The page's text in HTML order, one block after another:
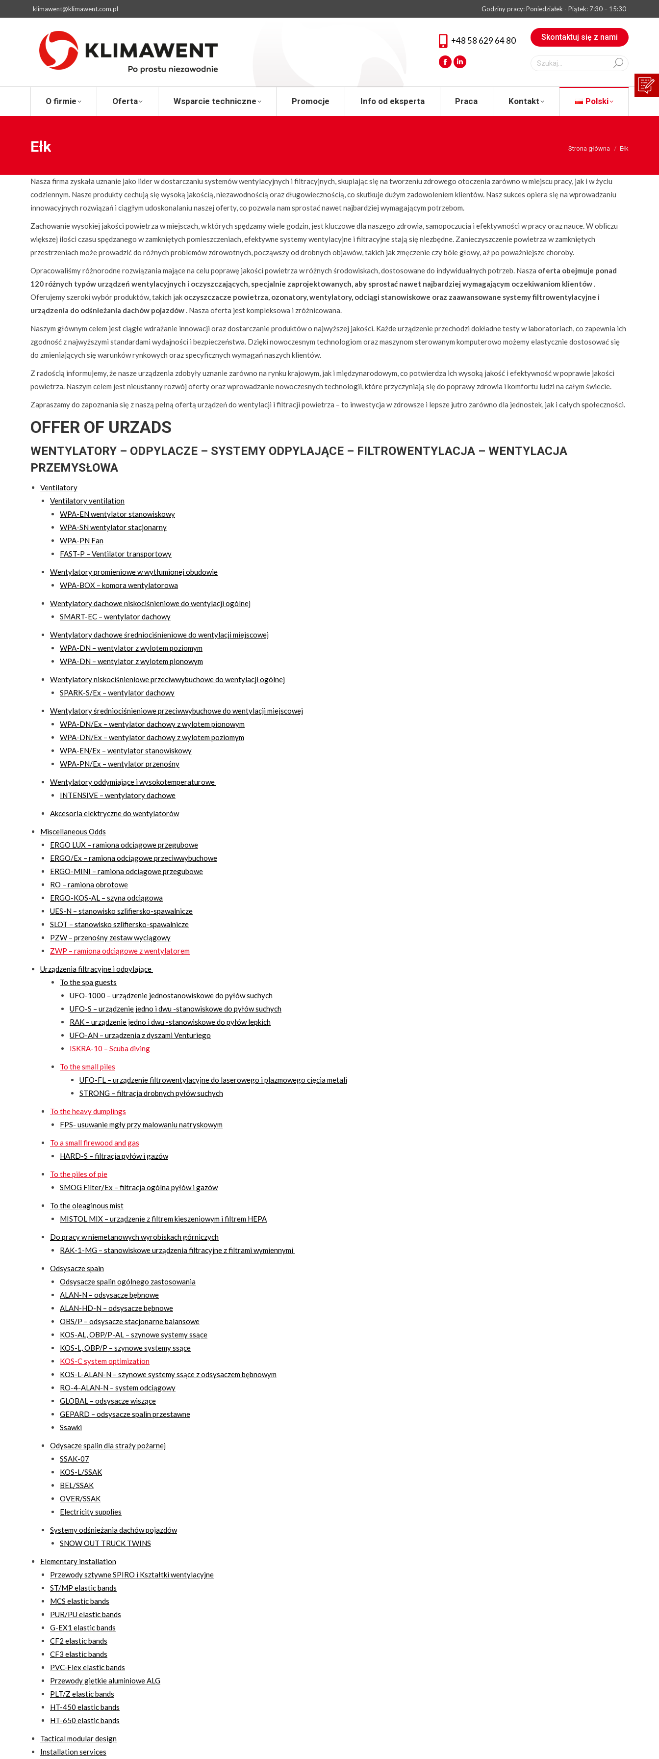
klimawent@klimawent.com.pl Godziny pracy: Poniedziałek - Piątek: 7:30 – 15:30
+48 58 629 64 80
FacebookLinkedin
Skontaktuj się z nami
O firmie Oferta Wsparcie techniczne Promocje Info od eksperta Praca Kontakt Polski
Ełk You are here:
Strona główna Ełk
Nasza firma zyskała uznanie jako lider w dostarczaniu systemów wentylacyjnych i filtracyjnych, skupiając się na tworzeniu zdrowego otoczenia zarówno w miejscu pracy, jak i w życiu
codziennym. Nasze produkty cechują się wysoką jakością, niezawodnością oraz długowiecznością, co skutkuje dużym zadowoleniem klientów. Nasz sukces opiera się na wprowadzaniu
innowacyjnych rozwiązań i ciągłym udoskonalaniu naszej oferty, co pozwala nam sprostać nawet najbardziej wymagającym potrzebom.
Zachowanie wysokiej jakości powietrza w miejscach, w których spędzamy wiele godzin, jest kluczowe dla naszego zdrowia, samopoczucia i efektywności w pracy oraz nauce. W obliczu
większej ilości czasu spędzanego w zamkniętych pomieszczeniach, efektywne systemy wentylacyjne i filtracyjne stają się niezbędne. Zanieczyszczenie powietrza w zamkniętych
przestrzeniach może prowadzić do różnych problemów zdrowotnych, począwszy od drobnych objawów, takich jak zmęczenie czy bóle głowy, aż po poważniejsze choroby.
Opracowaliśmy różnorodne rozwiązania mające na celu poprawę jakości powietrza w różnych środowiskach, dostosowane do indywidualnych potrzeb. Nasza oferta obejmuje ponad
120 różnych typów urządzeń wentylacyjnych i oczyszczających, specjalnie zaprojektowanych, aby sprostać nawet najbardziej wymagającym oczekiwaniom klientów.
Oferujemy szeroki wybór produktów, takich jak oczyszczacze powietrza, ozonatory, wentylatory, odciągi stanowiskowe oraz zaawansowane systemy filtrowentylacyjne i
urządzenia do odśnieżania dachów pojazdów. Nasza oferta jest kompleksowa i zróżnicowana.
Naszym głównym celem jest ciągłe wdrażanie innowacji oraz dostarczanie produktów o najwyższej jakości. Każde urządzenie przechodzi dokładne testy w laboratoriach, co zapewnia ich
zgodność z najwyższymi standardami wydajności i bezpieczeństwa. Dzięki nowoczesnym technologiom oraz maszynom sterowanym komputerowo możemy elastycznie dostosować się
do zmieniających się warunków rynkowych oraz specyficznych wymagań naszych klientów.
Z radością informujemy, że nasze urządzenia zdobyły uznanie zarówno na rynku krajowym, jak i międzynarodowym, co potwierdza ich wysoką jakość i efektywność w poprawie jakości
powietrza. Naszym celem jest nieustanny rozwój oferty oraz wprowadzanie nowoczesnych technologii, które przyczyniają się do poprawy zdrowia i komfortu ludzi na całym świecie.
Zapraszamy do zapoznania się z naszą pełną ofertą urządzeń do wentylacji i filtracji powietrza – to inwestycja w zdrowsze i lepsze jutro zarówno dla jednostek, jak i całych społeczności.
OFFER OF URZADS
WENTYLATORY – ODPYLACZE – SYSTEMY ODPYLAJĄCE – FILTROWENTYLACJA – WENTYLACJA
PRZEMYSŁOWA
Ventilatory
Ventilatory ventilation
WPA-EN wentylator stanowiskowy
WPA-SN wentylator stacjonarny
WPA-PN Fan
FAST-P – Ventilator transportowy
Wentylatory promieniowe w wytłumionej obudowie
WPA-BOX – komora wentylatorowa
Wentylatory dachowe niskociśnieniowe do wentylacji ogólnej
SMART-EC – wentylator dachowy
Wentylatory dachowe średniociśnieniowe do wentylacji miejscowej
WPA-DN – wentylator z wylotem poziomym
WPA-DN – wentylator z wylotem pionowym
Wentylatory niskociśnieniowe przeciwwybuchowe do wentylacji ogólnej
SPARK-S/Ex – wentylator dachowy
Wentylatory średniociśnieniowe przeciwwybuchowe do wentylacji miejscowej
WPA-DN/Ex – wentylator dachowy z wylotem pionowym
WPA-DN/Ex – wentylator dachowy z wylotem poziomym
WPA-EN/Ex – wentylator stanowiskowy
WPA-PN/Ex – wentylator przenośny
Wentylatory oddymiające i wysokotemperaturowe
INTENSIVE – wentylatory dachowe
Akcesoria elektryczne do wentylatorów
Miscellaneous Odds
ERGO LUX – ramiona odciągowe przegubowe
ERGO/Ex – ramiona odciągowe przeciwwybuchowe
ERGO-MINI – ramiona odciągowe przegubowe
RO – ramiona obrotowe
ERGO-KOS-AL – szyna odciągowa
UES-N – stanowisko szlifiersko-spawalnicze
SLOT – stanowisko szlifiersko-spawalnicze
PZW – przenośny zestaw wyciągowy
ZWP – ramiona odciągowe z wentylatorem
Urządzenia filtracyjne i odpylające
To the spa guests
UFO-1000 – urządzenie jednostanowiskowe do pyłów suchych
UFO-S – urządzenie jedno i dwu -stanowiskowe do pyłów suchych
RAK – urządzenie jedno i dwu -stanowiskowe do pyłów lepkich
UFO-AN – urządzenia z dyszami Venturiego
ISKRA-10 – Scuba diving
To the small piles
UFO-FL – urządzenie filtrowentylacyjne do laserowego i plazmowego cięcia metali
STRONG – filtracja drobnych pyłów suchych
To the heavy dumplings
FPS- usuwanie mgły przy malowaniu natryskowym
To a small firewood and gas
HARD-S – filtracja pyłów i gazów
To the piles of pie
SMOG Filter/Ex – filtracja ogólna pyłów i gazów
To the oleaginous mist
MISTOL MIX – urządzenie z filtrem kieszeniowym i filtrem HEPA
Do pracy w niemetanowych wyrobiskach górniczych
RAK-1-MG – stanowiskowe urządzenia filtracyjne z filtrami wymiennymi
Odsysacze spain
Odsysacze spalin ogólnego zastosowania
ALAN-N – odsysacze bębnowe
ALAN-HD-N – odsysacze bębnowe
OBS/P – odsysacze stacjonarne balansowe
KOS-AL, OBP/P-AL – szynowe systemy ssące
KOS-L, OBP/P – szynowe systemy ssące
KOS-C system optimization
KOS-L-ALAN-N – szynowe systemy ssące z odsysaczem bębnowym
RO-4-ALAN-N – system odciągowy
GLOBAL – odsysacze wiszące
GEPARD – odsysacze spalin przestawne
Ssawki
Odysacze spalin dla straży pożarnej
SSAK-07
KOS-L/SSAK
BEL/SSAK
OVER/SSAK
Electricity supplies
Systemy odśnieżania dachów pojazdów
SNOW OUT TRUCK TWINS
Elementary installation
Przewody sztywne SPIRO i Kształtki wentylacyjne
ST/MP elastic bands
MCS elastic bands
PUR/PU elastic bands
G-EX1 elastic bands
CF2 elastic bands
CF3 elastic bands
PVC-Flex elastic bands
Przewody giętkie aluminiowe ALG
PLT/Z elastic bands
HT-450 elastic bands
HT-650 elastic bands
Tactical modular design
Installation services
Praca Kontakt Polski